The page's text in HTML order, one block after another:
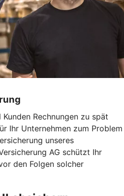
Rechnungen zu spät
Ihr Unternehmen zum Problem
unseres
AG schützt Ihr
den Folgen solcher